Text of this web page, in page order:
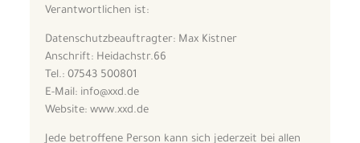
Verantwortlichen ist:
Datenschutzbeauftragter: Max Kistner
Anschrift: Heidachstr.66
Tel.: 07543 500801
E-Mail: info@xxd.de
Website: www.xxd.de
Jede betroffene Person kann sich jederzeit bei allen